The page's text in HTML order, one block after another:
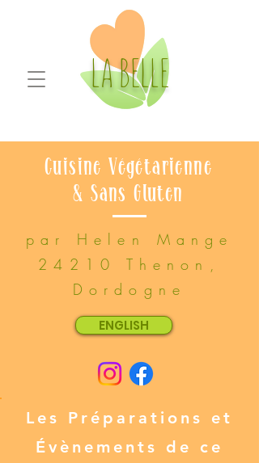
LA BELLE
Cuisine Végétarienne
& Sans Gluten
par Helen Mange
24210 Thenon,
Dordogne
ENGLISH
Les Préparations et
Évènements de ce